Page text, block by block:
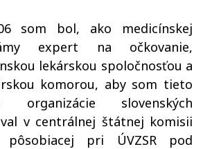
som bol, ako medicínskej
expert na očkovanie,
lekárskou spoločnosťou a
komorou, aby som tieto
organizácie slovenských
v centrálnej štátnej komisii
pôsobiacej pri ÚVZSR pod